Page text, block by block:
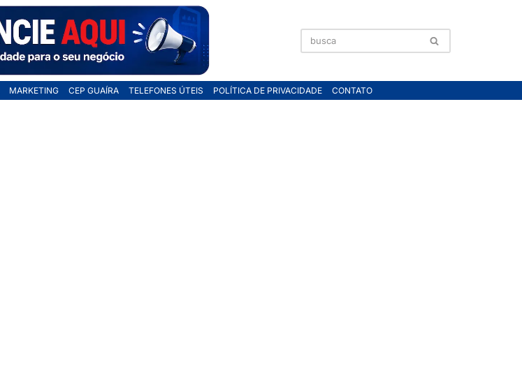
MARKETING CEP GUAÍRA TELEFONES ÚTEIS POLÍTICA DE PRIVACIDADE CONTATO